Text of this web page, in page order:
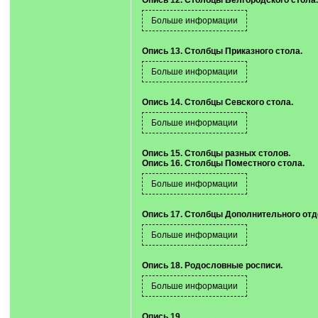
Опись 13. Столбцы Приказного стола.
Опись 14. Столбцы Севского стола.
Опись 15. Столбцы разных столов.
Опись 16. Столбцы Поместного стола.
Опись 17. Столбцы Дополнительного
Опись 18. Родословные росписи.